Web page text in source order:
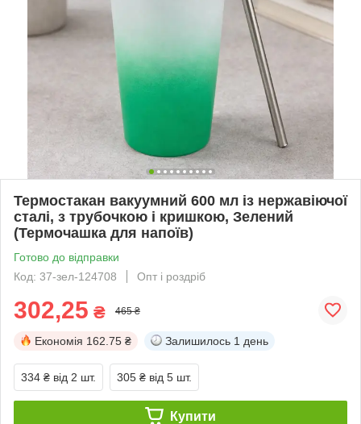
Термостакан вакуумний 600 мл із нержавіючої
сталі, з трубочкою і кришкою, Зелений
(Термочашка для напоїв)
Готово до відправки
Код: 37-зел-124708
Опт і роздріб
302,25 ₴ 465 ₴
Економія 162.75 ₴ Залишилось 1 день
334 ₴ від 2 шт. 305 ₴ від 5 шт.
Купити